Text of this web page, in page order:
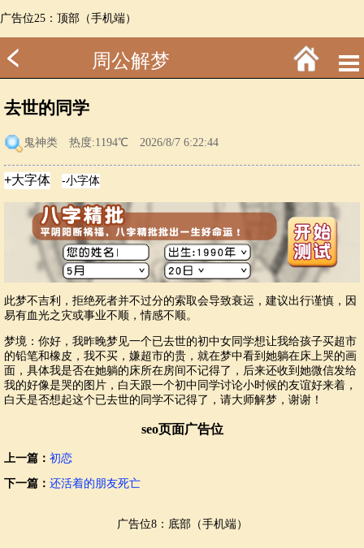
广告位25：顶部（手机端）
周公解梦
去世的同学
鬼神类 热度:1194℃ 2026/8/7 6:22:44
此梦不吉利，拒绝死者并不过分的索取会导致衰运，建议出行谨慎，因
易有血光之灾或事业不顺，情感不顺。
梦境：你好，我昨晚梦见一个已去世的初中女同学想让我给孩子买超市
的铅笔和橡皮，我不买，嫌超市的贵，就在梦中看到她躺在床上哭的画
面，具体我是否在她躺的床所在房间不记得了，后来还收到她微信发给
我的好像是哭的图片，白天跟一个初中同学讨论小时候的友谊好来着，
白天是否想起这个已去世的同学不记得了，请大师解梦，谢谢！
seo页面广告位
上一篇： 初恋
下一篇： 还活着的朋友死亡
广告位8：底部（手机端）